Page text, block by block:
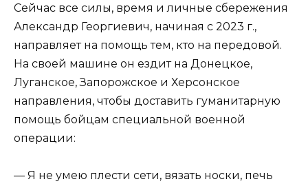
Сейчас все силы, время и личные сбережения
Александр Георгиевич, начиная с 2023 г.,
направляет на помощь тем, кто на передовой.
На своей машине он ездит на Донецкое,
Луганское, Запорожское и Херсонское
направления, чтобы доставить гуманитарную
помощь бойцам специальной военной
операции:
— Я не умею плести сети, вязать носки, печь